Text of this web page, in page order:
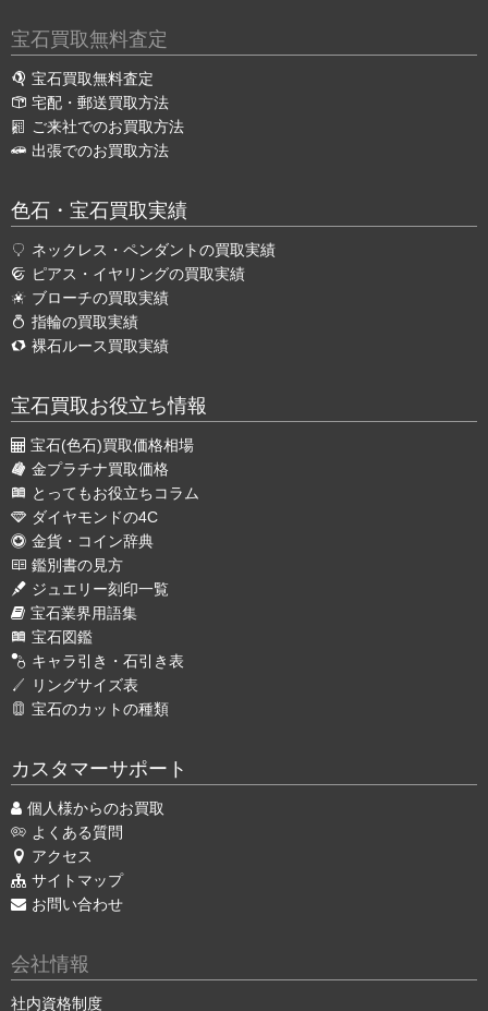
宝石買取無料査定
宝石買取無料査定
宅配・郵送買取方法
ご来社でのお買取方法
出張でのお買取方法
色石・宝石買取実績
ネックレス・ペンダントの買取実績
ピアス・イヤリングの買取実績
ブローチの買取実績
指輪の買取実績
裸石ルース買取実績
宝石買取お役立ち情報
宝石(色石)買取価格相場
金プラチナ買取価格
とってもお役立ちコラム
ダイヤモンドの4C
金貨・コイン辞典
鑑別書の見方
ジュエリー刻印一覧
宝石業界用語集
宝石図鑑
キャラ引き・石引き表
リングサイズ表
宝石のカットの種類
カスタマーサポート
個人様からのお買取
よくある質問
アクセス
サイトマップ
お問い合わせ
会社情報
社内資格制度